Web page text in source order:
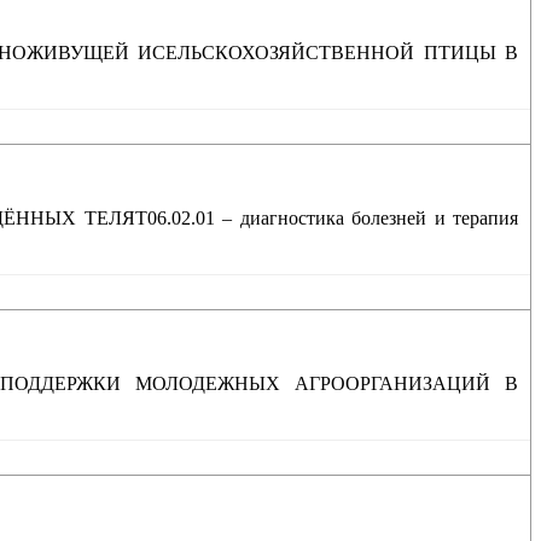
ИСЕЛЬСКОХОЗЯЙСТВЕННОЙ ПТИЦЫ В
– диагностика болезней и терапия
МОЛОДЕЖНЫХ АГРООРГАНИЗАЦИЙ В